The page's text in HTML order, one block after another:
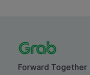
Forward Together